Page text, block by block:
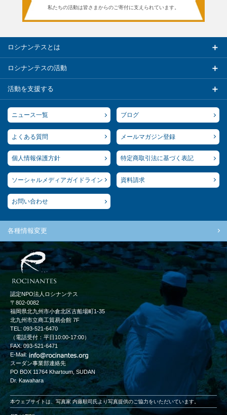
私たちの活動は皆さまからのご寄付に支えられています。
ロシナンテスとは
ロシナンテスの活動
活動を支援する
ニュース一覧 ブログ
よくある質問 メールマガジン登録
個人情報保護方針 特定商取引法に基づく表記
ソーシャルメディアガイドライン 資料請求
お問い合わせ
各種情報変更
認定NPO法人ロシナンテス
〒802-0082
福岡県北九州市小倉北区古船場町1-35
北九州市立商工貿易会館 7F
TEL: 093-521-6470
（電話受付：平日10:00-17:00）
FAX: 093-521-6471
E-Mail:
スーダン事業部連絡先
PO BOX 11764 Khartoum, SUDAN
Dr. Kawahara
本ウェブサイトは、写真家 内藤順司氏より写真提供のご協力をいただいています。